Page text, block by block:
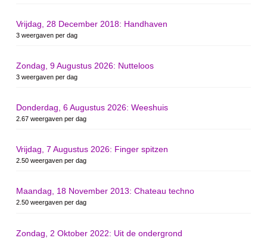
Vrijdag, 28 December 2018: Handhaven
3 weergaven per dag
Zondag, 9 Augustus 2026: Nutteloos
3 weergaven per dag
Donderdag, 6 Augustus 2026: Weeshuis
2.67 weergaven per dag
Vrijdag, 7 Augustus 2026: Finger spitzen
2.50 weergaven per dag
Maandag, 18 November 2013: Chateau techno
2.50 weergaven per dag
Zondag, 2 Oktober 2022: Uit de ondergrond